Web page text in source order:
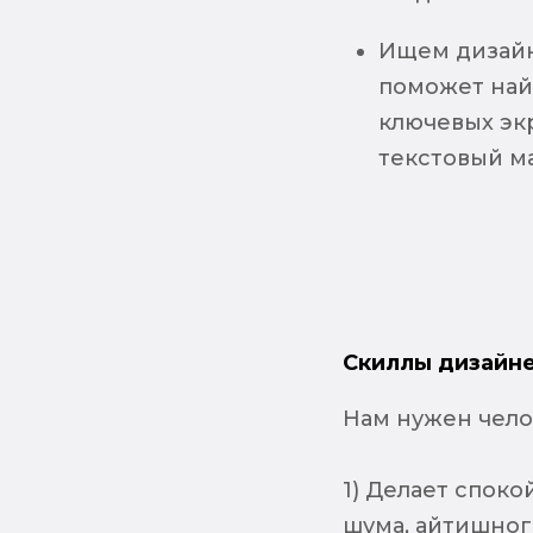
Ищем
поможет
ключевых
текстовый
Скиллы
Нам нужен
1) Делает
шума,